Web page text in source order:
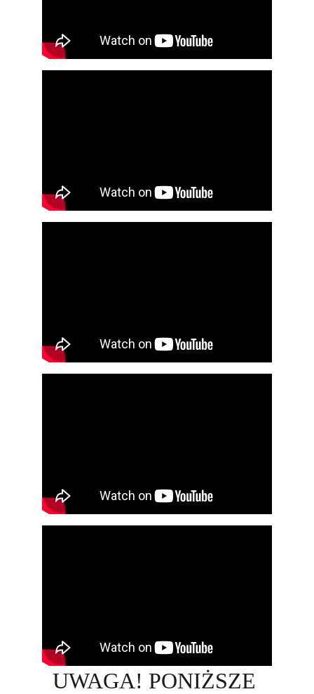
UWAGA! PONIŻSZE